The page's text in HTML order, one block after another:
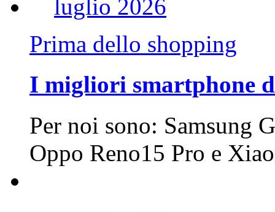
Prima dello shopping
I migliori smartphone
Per noi sono: Samsung
Oppo Reno15 Pro e